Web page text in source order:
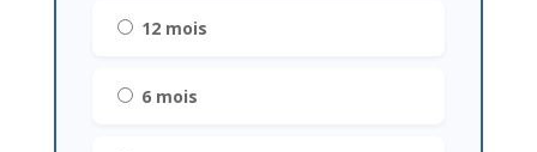
12 mois
6 mois